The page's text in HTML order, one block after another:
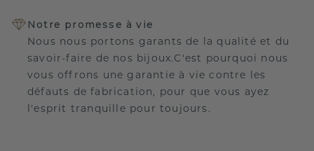
Notre promesse à vie
Nous nous portons garants de la qualité et du
savoir-faire de nos bijoux.C'est pourquoi nous
vous offrons une garantie à vie contre les
défauts de fabrication, pour que vous ayez
l'esprit tranquille pour toujours.